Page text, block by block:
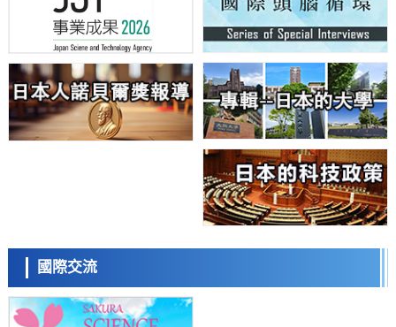
機制，有望用於開發阿茲海默症等疾病療法
科學研究
日本東北大學與橫濱橡膠全球首次從奈米尺度揭示橡膠—黃銅黏接界面
劣化抑制機制，為提升輪胎安全性與耐久性的材料設計開闢道路
科學研究
近畿大學等發現植物染料「日本茜」的紅色成分可抑制老化與炎症，有
望成為新型功能性材料
科學研究
群馬大學開發針對難治性癲癇的新型基因療法，利用超小型GAD67啟動
九州大學揭示夜間眼壓升高機制：兩種激素波動疊加所致
證電容器可在汽車發動機等高溫環境下工作
經濟・社會
日本生成式AI使用者佔比一年內翻倍，但與中美德仍有較大差距
政策
國際交流
流員